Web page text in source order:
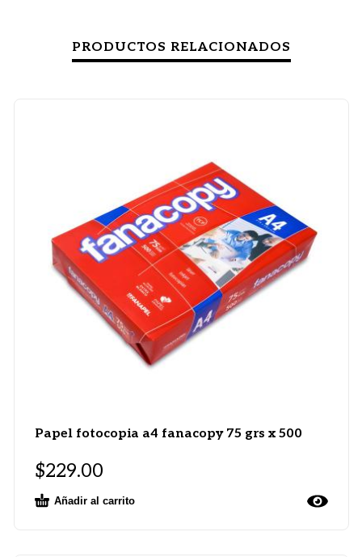
PRODUCTOS RELACIONADOS
Papel fotocopia a4 fanacopy 75 grs x 500
$229.00
Añadir al carrito